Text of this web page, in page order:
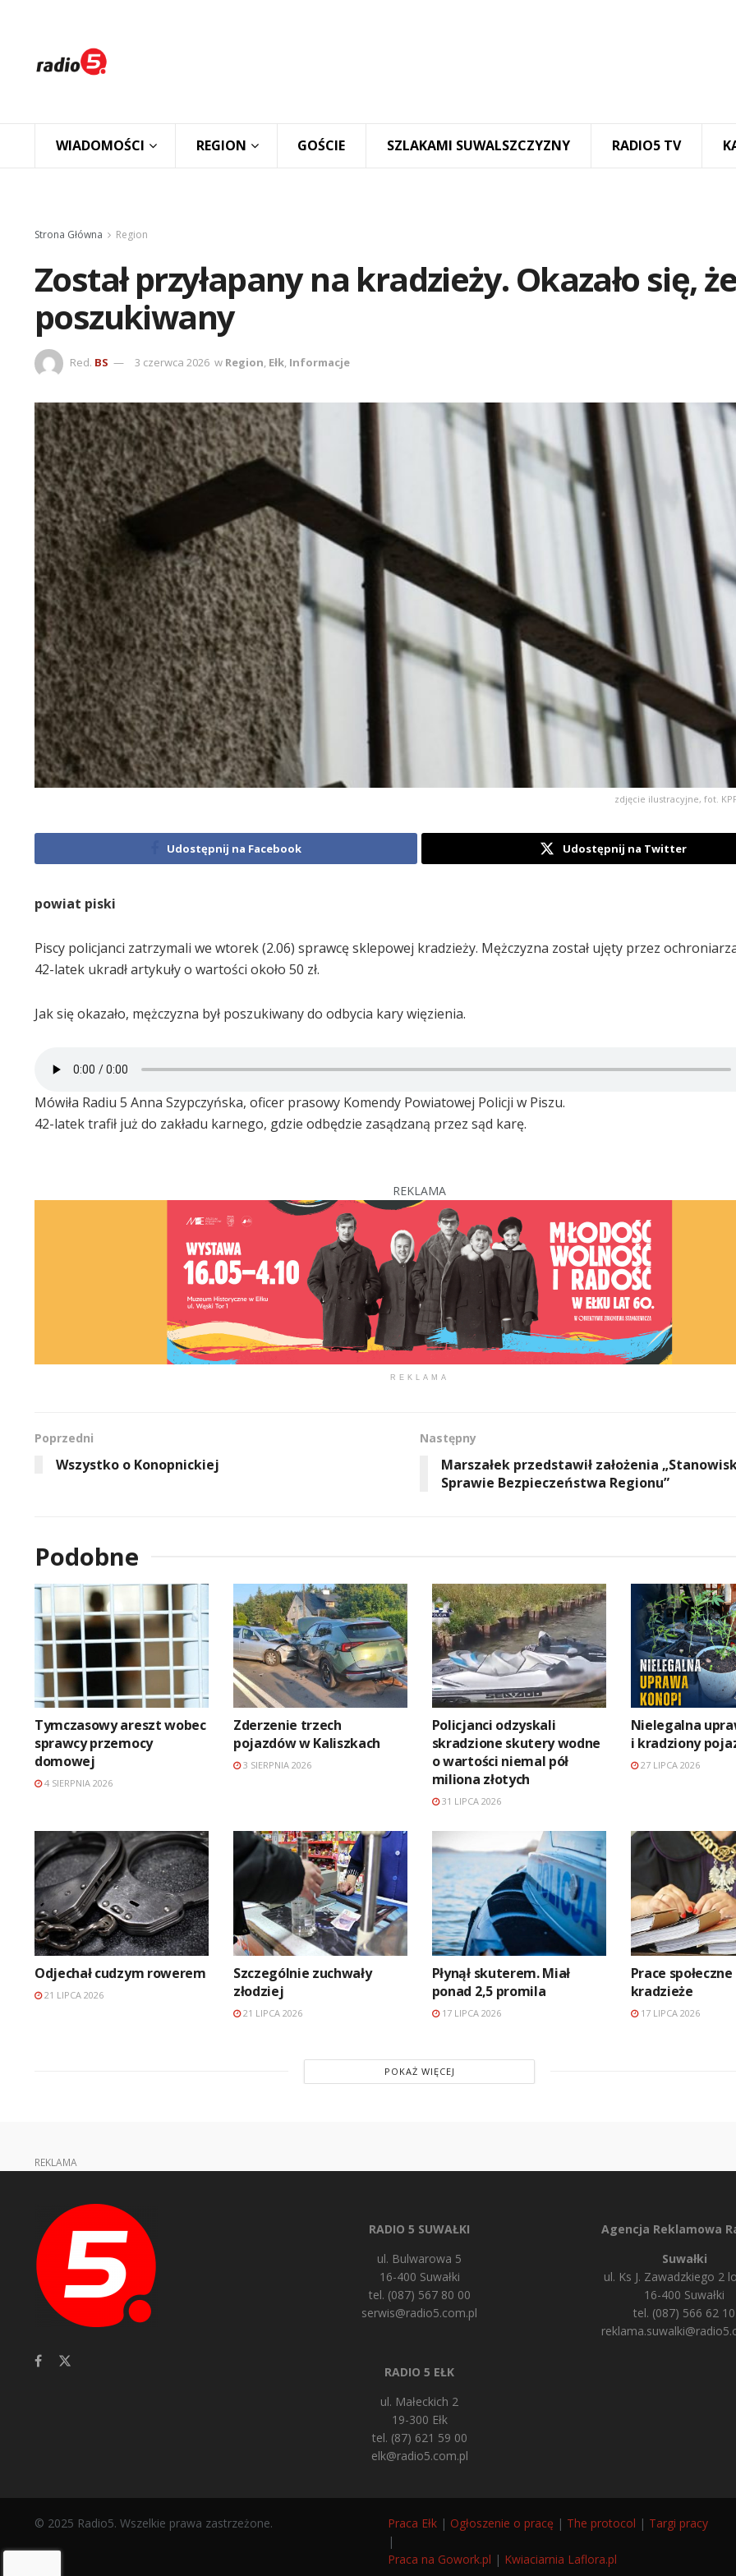
WIADOMOŚCI REGION GOŚCIE SZLAKAMI SUWALSZCZYZNY RADIO5 TV
Strona Główna Region
Został przyłapany na kradzieży. Okazało się,
poszukiwany
Red. BS 3 czerwca 2026 w Region, Ełk, Informacje
zdjęcie ilustracyjne, fot.
Udostępnij na Facebook Udostępnij na Twitter
powiat piski
Piscy policjanci zatrzymali we wtorek (2.06) sprawcę sklepowej kradzieży. Mężczyzna został ujęty przez
42-latek ukradł artykuły o wartości około 50 zł.
Jak się okazało, mężczyzna był poszukiwany do odbycia kary więzienia.
Mówiła Radiu 5 Anna Szypczyńska, oficer prasowy Komendy Powiatowej Policji w Piszu.
42-latek trafił już do zakładu karnego, gdzie odbędzie zasądzaną przez sąd karę.
REKLAMA
REKLAMA
Poprzedni
Wszystko o Konopnickiej
Następny
Marszałek przedstawił założenia
Sprawie Bezpieczeństwa Regionu”
Podobne
Tymczasowy areszt wobec
sprawcy przemocy
domowej
4 SIERPNIA 2026
Zderzenie trzech
pojazdów w Kaliszkach
3 SIERPNIA 2026
Policjanci odzyskali
skradzione skutery wodne
o wartości niemal pół
miliona złotych
31 LIPCA 2026
Nielegalna
i kradziony
27 LIPCA 2026
Odjechał cudzym rowerem
21 LIPCA 2026
Szczególnie zuchwały
złodziej
21 LIPCA 2026
Płynął skuterem. Miał
ponad 2,5 promila
17 LIPCA 2026
Prace
kradzieże
17 LIPCA 2026
POKAŻ WIĘCEJ
REKLAMA
RADIO 5 SUWAŁKI
ul. Bulwarowa 5
16-400 Suwałki
tel. (087) 567 80 00
serwis@radio5.com.pl
RADIO 5 EŁK
ul. Małeckich 2
19-300 Ełk
tel. (87) 621 59 00
elk@radio5.com.pl
Agencja Reklamowa
Suwałki
ul. Ks J. Zawadzkiego 2
16-400 Suwałki
tel. (087) 566 62 10
© 2025 Radio5. Wszelkie prawa zastrzeżone. Praca Ełk | Ogłoszenie o pracę | The protocol | Targi pracy
|
Praca na Gowork.pl | Kwiaciarnia Laflora.pl